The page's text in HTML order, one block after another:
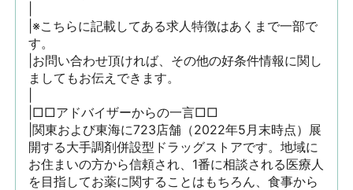
|※こちらに記載してある求人特徴はあくまで一部で
す。
|お問い合わせ頂ければ、その他の好条件情報に関し
ましてもお伝えできます。
|□□アドバイザーからの一言□□
|関東および東海に723店舗（2022年5月末時点）展
開する大手調剤併設型ドラッグストアです。地域に
お住まいの方から信頼され、1番に相談される医療人
を目指してお薬に関することはもちろん、食事から